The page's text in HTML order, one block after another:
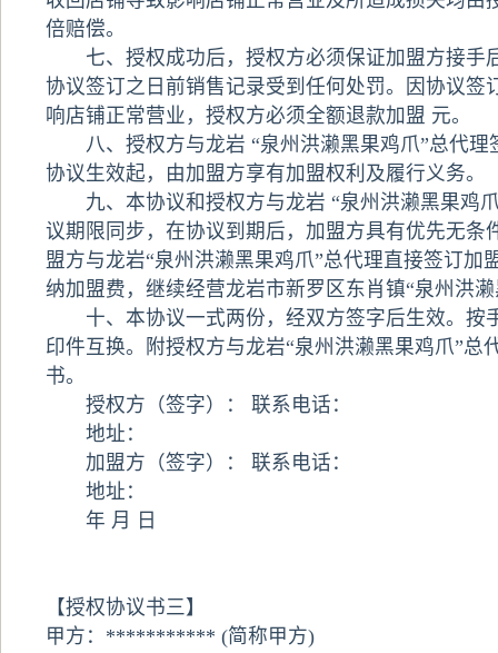
倍赔偿。
七、授权成功后，授权方必须保证加盟方接手
协议签订之日前销售记录受到任何处罚。因协议签
响店铺正常营业，授权方必须全额退款加盟 元。
八、授权方与龙岩 “泉州洪濑黑果鸡爪”总代理
协议生效起，由加盟方享有加盟权利及履行义务。
九、本协议和授权方与龙岩 “泉州洪濑黑果鸡
议期限同步，在协议到期后，加盟方具有优先无条
盟方与龙岩“泉州洪濑黑果鸡爪”总代理直接签订加
纳加盟费，继续经营龙岩市新罗区东肖镇“泉州洪
十、本协议一式两份，经双方签字后生效。按
印件互换。附授权方与龙岩“泉州洪濑黑果鸡爪”总
书。
授权方（签字）： 联系电话：
地址：
加盟方（签字）： 联系电话：
地址：
年 月 日
【授权协议书三】
甲方：*********** (简称甲方)